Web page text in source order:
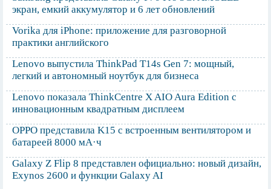
экран, емкий аккумулятор и 6 лет обновлений
Vorika для iPhone: приложение для разговорной
практики английского
Lenovo выпустила ThinkPad T14s Gen 7: мощный,
легкий и автономный ноутбук для бизнеса
Lenovo показала ThinkCentre X AIO Aura Edition с
инновационным квадратным дисплеем
OPPO представила K15 с встроенным вентилятором и
батареей 8000 мА·ч
Galaxy Z Flip 8 представлен официально: новый дизайн,
Exynos 2600 и функции Galaxy AI